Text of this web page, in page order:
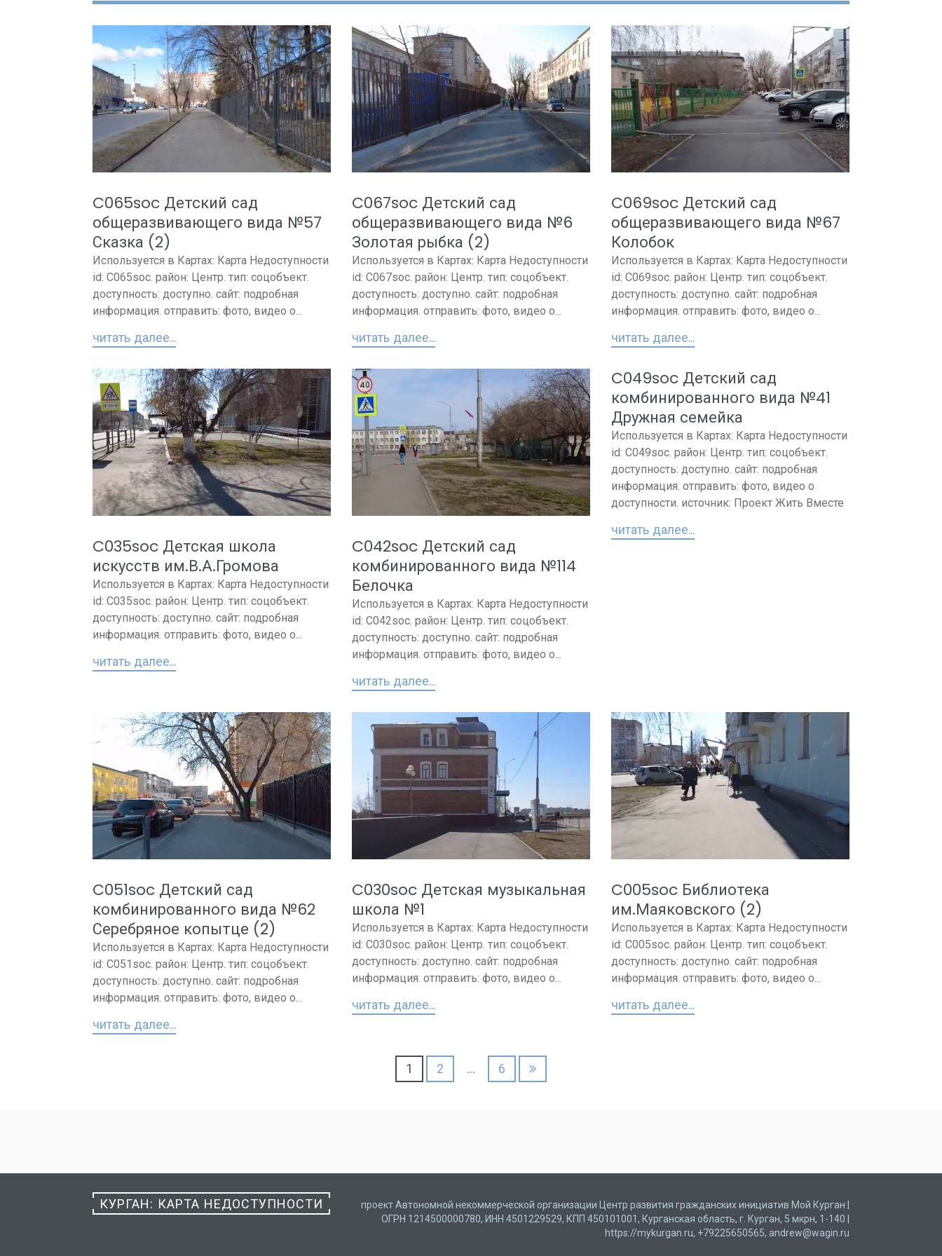
C065soc Детский сад
общеразвивающего вида №57
Сказка (2)
Используется в Картах: Карта Недоступности
id: C065soc. район: Центр. тип: соцобъект.
доступность: доступно. сайт: подробная
информация. отправить: фото, видео о...
читать далее...
C067soc Детский сад
общеразвивающего вида №6
Золотая рыбка (2)
Используется в Картах: Карта Недоступности
id: C067soc. район: Центр. тип: соцобъект.
доступность: доступно. сайт: подробная
информация. отправить: фото, видео о...
читать далее...
C069soc Детский сад
общеразвивающего вида №67
Колобок
Используется в Картах: Карта Недоступности
id: C069soc. район: Центр. тип: соцобъект.
доступность: доступно. сайт: подробная
информация. отправить: фото, видео о...
читать далее...
C035soc Детская школа
искусств им.В.А.Громова
Используется в Картах: Карта Недоступности
id: C035soc. район: Центр. тип: соцобъект.
доступность: доступно. сайт: подробная
информация. отправить: фото, видео о...
читать далее...
C042soc Детский сад
комбинированного вида №114
Белочка
Используется в Картах: Карта Недоступности
id: C042soc. район: Центр. тип: соцобъект.
доступность: доступно. сайт: подробная
информация. отправить: фото, видео о...
читать далее...
C049soc Детский сад
комбинированного вида №41
Дружная семейка
Используется в Картах: Карта Недоступности
id: C049soc. район: Центр. тип: соцобъект.
доступность: доступно. сайт: подробная
информация. отправить: фото, видео о
доступности. источник: Проект Жить Вместе
читать далее...
C051soc Детский сад
комбинированного вида №62
Серебряное копытце (2)
Используется в Картах: Карта Недоступности
id: C051soc. район: Центр. тип: соцобъект.
доступность: доступно. сайт: подробная
информация. отправить: фото, видео о...
читать далее...
C030soc Детская музыкальная
школа №1
Используется в Картах: Карта Недоступности
id: C030soc. район: Центр. тип: соцобъект.
доступность: доступно. сайт: подробная
информация. отправить: фото, видео о...
читать далее...
C005soc Библиотека
им.Маяковского (2)
Используется в Картах: Карта Недоступности
id: C005soc. район: Центр. тип: соцобъект.
доступность: доступно. сайт: подробная
информация. отправить: фото, видео о...
читать далее...
1 2 … 6
КУРГАН: КАРТА НЕДОСТУПНОСТИ
проект Автономной некоммерческой организации Центр развития гражданских инициатив Мой Курган |
ОГРН 1214500000780, ИНН 4501229529, КПП 450101001, Курганская область, г. Курган, 5 мкрн, 1-140 |
https://mykurgan.ru, +79225650565, andrew@wagin.ru